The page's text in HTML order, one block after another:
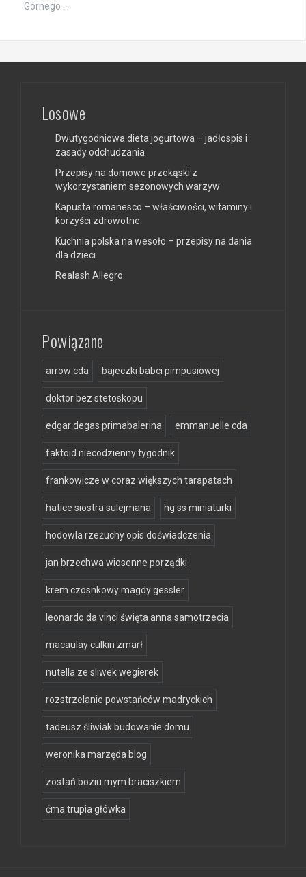
Górnego …
Losowe
Dwutygodniowa dieta jogurtowa – jadłospis i
zasady odchudzania
Przepisy na domowe przekąski z
wykorzystaniem sezonowych warzyw
Kapusta romanesco – właściwości, witaminy i
korzyści zdrowotne
Kuchnia polska na wesoło – przepisy na dania
dla dzieci
Realash Allegro
Powiązane
arrow cda bajeczki babci pimpusiowej
doktor bez stetoskopu
edgar degas primabalerina emmanuelle cda
faktoid niecodzienny tygodnik
frankowicze w coraz większych tarapatach
hatice siostra sulejmana hg ss miniaturki
hodowla rzeżuchy opis doświadczenia
jan brzechwa wiosenne porządki
krem czosnkowy magdy gessler
leonardo da vinci święta anna samotrzecia
macaulay culkin zmarł
nutella ze sliwek wegierek
rozstrzelanie powstańców madryckich
tadeusz śliwiak budowanie domu
weronika marzęda blog
zostań boziu mym braciszkiem
ćma trupia główka